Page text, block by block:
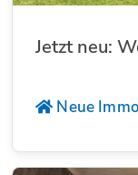
Jetzt neu:
Neue